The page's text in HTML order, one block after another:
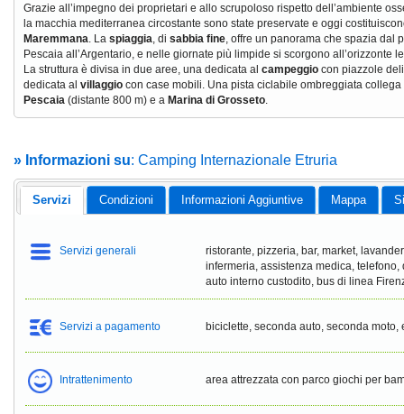
Grazie all’impegno dei proprietari e allo scrupoloso rispetto dell’ambiente
la macchia mediterranea circostante sono state preservate e oggi
Maremmana. La spiaggia, di sabbia fine, offre un panorama che spazia dal
Pescaia all’Argentario, e nelle giornate più limpide si scorgono all’orizzonte
La struttura è divisa in due aree, una dedicata al campeggio con piazzole
dedicata al villaggio con case mobili. Una pista ciclabile ombreggiata
Pescaia (distante 800 m) e a Marina di Grosseto.
» Informazioni su: Camping Internazionale Etruria
Servizi Condizioni Informazioni Aggiuntive Mappa
Servizi generali
ristorante, pizzeria, bar, market,
infermeria, assistenza medica,
auto interno custodito, bus di linea
Servizi a pagamento biciclette, seconda auto, seconda
Intrattenimento area attrezzata con parco giochi per